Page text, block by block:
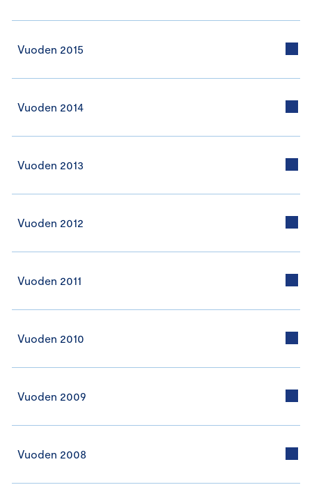
Vuoden 2015
Vuoden 2014
Vuoden 2013
Vuoden 2012
Vuoden 2011
Vuoden 2010
Vuoden 2009
Vuoden 2008